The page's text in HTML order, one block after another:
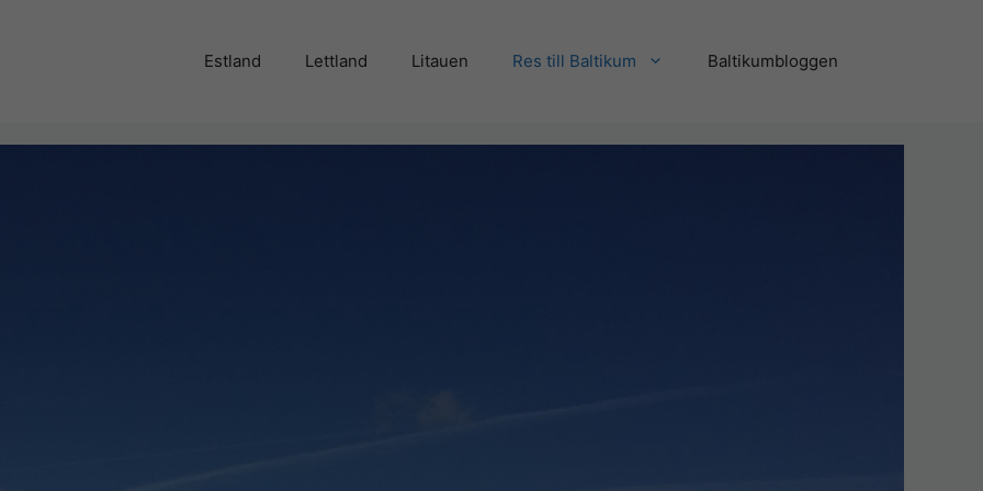
Estland Lettland Litauen Res till Baltikum Baltikumbloggen